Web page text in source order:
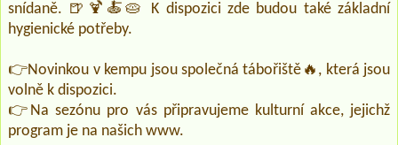
snídaně. 🍺🍹🍝🥧 K dispozici zde budou také základní
hygienické potřeby.
👉Novinkou v kempu jsou společná tábořiště🔥, která jsou
volně k dispozici.
👉Na sezónu pro vás připravujeme kulturní akce, jejichž
program je na našich www.